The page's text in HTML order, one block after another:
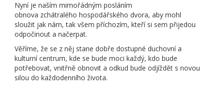
Nyní je naším mimořádným posláním
obnova zchátralého hospodářského dvora, aby mohl
sloužit jak nám, tak všem příchozím, kteří si sem přijedou
odpočinout a načerpat.
Věříme, že se z něj stane dobře dostupné duchovní a
kulturní centrum, kde se bude moci každý, kdo bude
potřebovat, vnitřně obnovit a odkud bude odjíždět s novou
silou do každodenního života.